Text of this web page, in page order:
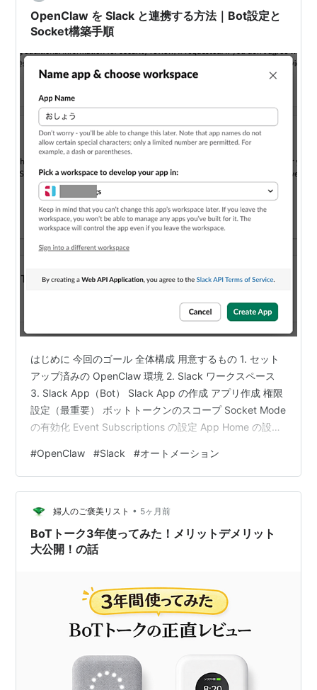
ん合っていたから。 機能…
OpenClaw を Slack と連携する方法｜Bot設定と
Socket構築手順
はじめに 今回のゴール 全体構成 用意するもの 1. セット
アップ済みの OpenClaw 環境 2. Slack ワークスペース
3. Slack App（Bot） Slack App の作成 アプリ作成 権限
設定（最重要） ボットトークンのスコープ Socket Mode
の有効化 Event Subscriptions の設定 App Home の設定
ラグインを有効化 openclaw.json を編集 設定の反映
Slack で Bot を使ってみる チャンネルに Bot を追加 メッ
セージ送信 まとめ 注…
#OpenClaw #Slack #オートメーション
婦人のご褒美リスト • 5ヶ月前
BoTトーク3年使ってみた！メリットデメリット
大公開！の話